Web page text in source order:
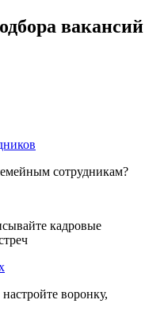
вакансий
сотрудникам?
кадровые
воронку,